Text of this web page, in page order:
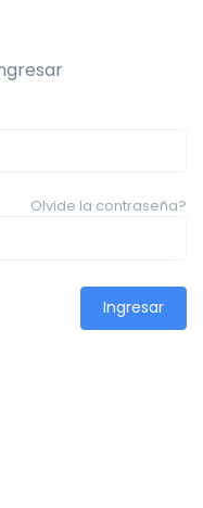
Olvide la contraseña?
Ingresar